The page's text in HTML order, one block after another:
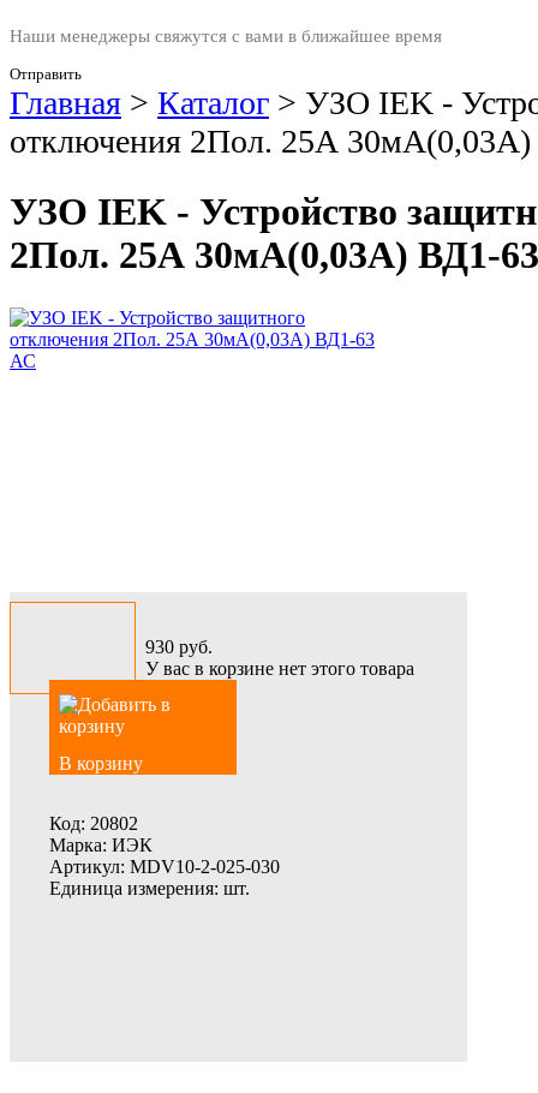
Наши менеджеры свяжутся с вами в ближайшее время
Отправить
Главная > Каталог > УЗО IEK -
отключения 2Пол. 25А
УЗО IEK - Устройство
2Пол. 25А 30мА(0,03А) ВД1-
930 руб.
У вас в корзине нет этого товара
В корзину
Код: 20802
Марка: ИЭК
Артикул: MDV10-2-025-030
Единица измерения: шт.